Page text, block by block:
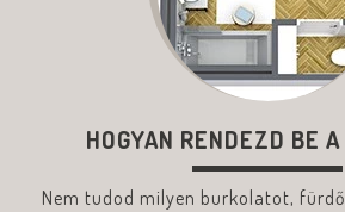
HOGYAN RENDEZD BE
Nem tudod milyen burkolatot,